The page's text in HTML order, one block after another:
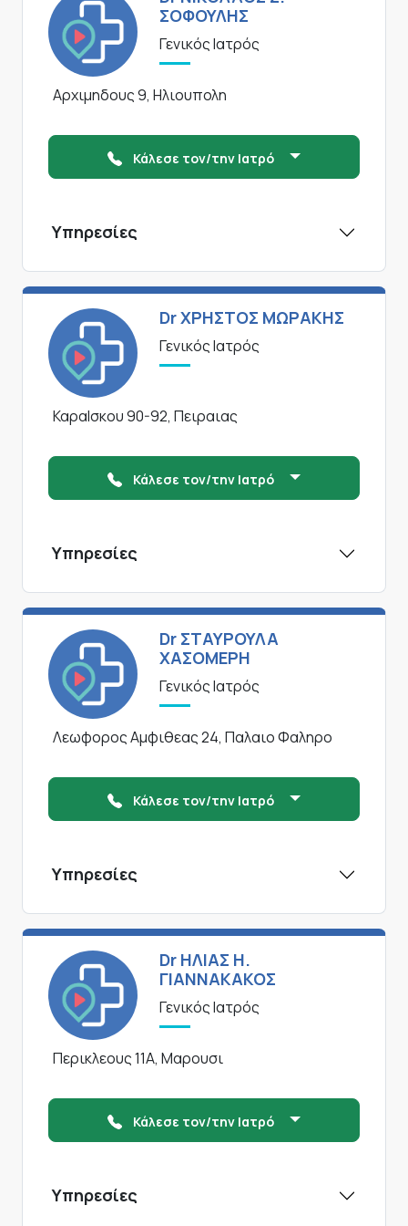
ΣΟΦΟΥΛΗΣ
Γενικός Ιατρός
Αρχιμηδους 9, Ηλιουπολη
Κάλεσε τον/την Ιατρό
Υπηρεσίες
Dr ΧΡΗΣΤΟΣ ΜΩΡΑΚΗΣ
Γενικός Ιατρός
ΚαραΙσκου 90-92, Πειραιας
Κάλεσε τον/την Ιατρό
Υπηρεσίες
Dr ΣΤΑΥΡΟΥΛΑ
ΧΑΣΟΜΕΡΗ
Γενικός Ιατρός
Λεωφορος Αμφιθεας 24, Παλαιο Φαληρο
Κάλεσε τον/την Ιατρό
Υπηρεσίες
Dr ΗΛΙΑΣ Η.
ΓΙΑΝΝΑΚΑΚΟΣ
Γενικός Ιατρός
Περικλεους 11Α, Μαρουσι
Κάλεσε τον/την Ιατρό
Υπηρεσίες